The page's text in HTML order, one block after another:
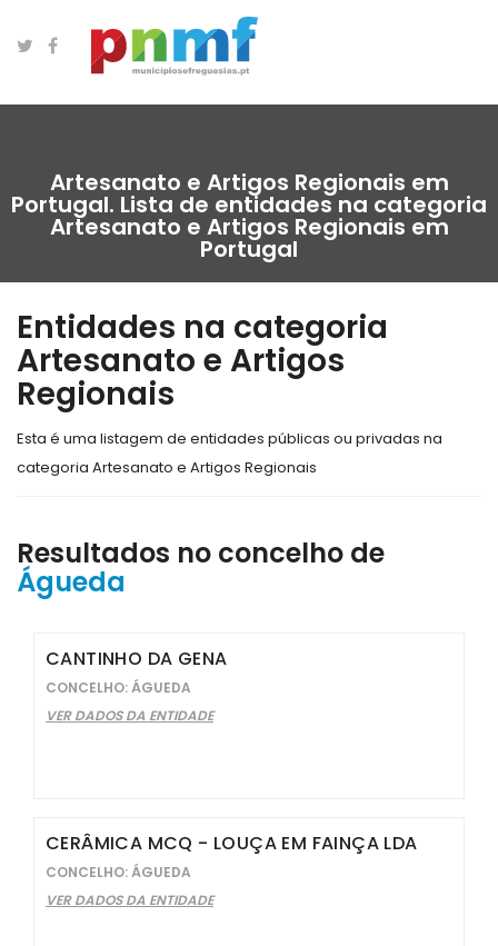
Artesanato e Artigos Regionais em
Portugal. Lista de entidades na categoria
Artesanato e Artigos Regionais em
Portugal
Entidades na categoria
Artesanato e Artigos
Regionais
Esta é uma listagem de entidades públicas ou privadas na
categoria Artesanato e Artigos Regionais
Resultados no concelho de
Águeda
CANTINHO DA GENA
CONCELHO: ÁGUEDA
VER DADOS DA ENTIDADE
CERÂMICA MCQ - LOUÇA EM FAINÇA LDA
CONCELHO: ÁGUEDA
VER DADOS DA ENTIDADE